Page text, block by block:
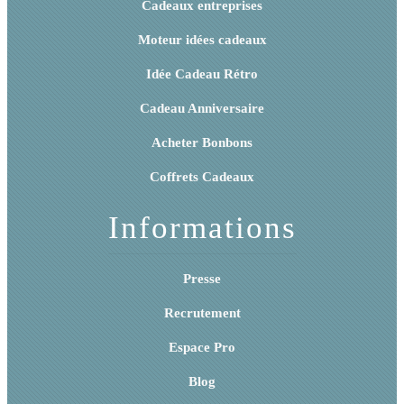
Cadeaux entreprises
Moteur idées cadeaux
Idée Cadeau Rétro
Cadeau Anniversaire
Acheter Bonbons
Coffrets Cadeaux
Informations
Presse
Recrutement
Espace Pro
Blog